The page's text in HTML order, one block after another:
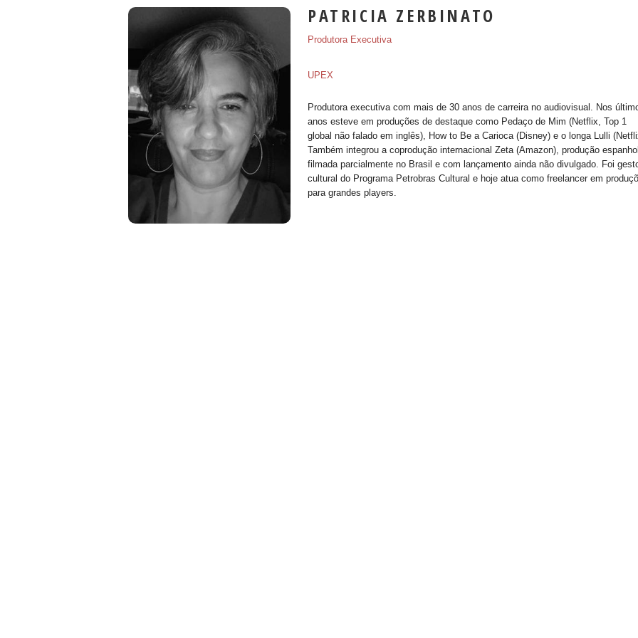
PATRICIA ZERBINATO
Produtora Executiva
UPEX
Produtora executiva com mais de 30 anos de carreira no audiovisual. Nos
anos esteve em produções de destaque como Pedaço de Mim (Netflix, Top 1
global não falado em inglês), How to Be a Carioca (Disney) e o longa Lulli
Também integrou a coprodução internacional Zeta (Amazon), produção
filmada parcialmente no Brasil e com lançamento ainda não divulgado. Foi
cultural do Programa Petrobras Cultural e hoje atua como freelancer em
para grandes players.